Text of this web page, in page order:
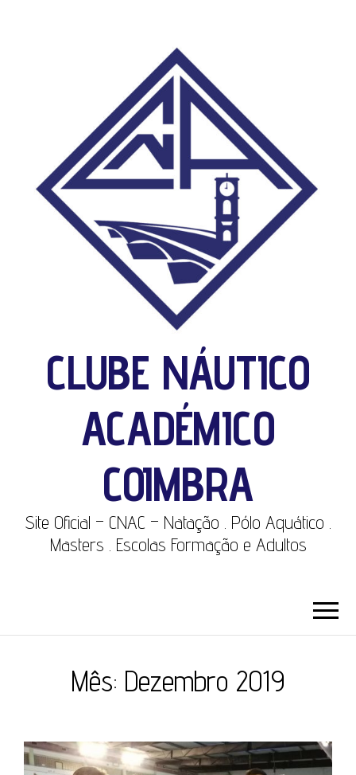
CLUBE NÁUTICO
ACADÉMICO
COIMBRA
Site Oficial – CNAC – Natação . Pólo Aquático .
Masters . Escolas Formação e Adultos
Mês: Dezembro 2019